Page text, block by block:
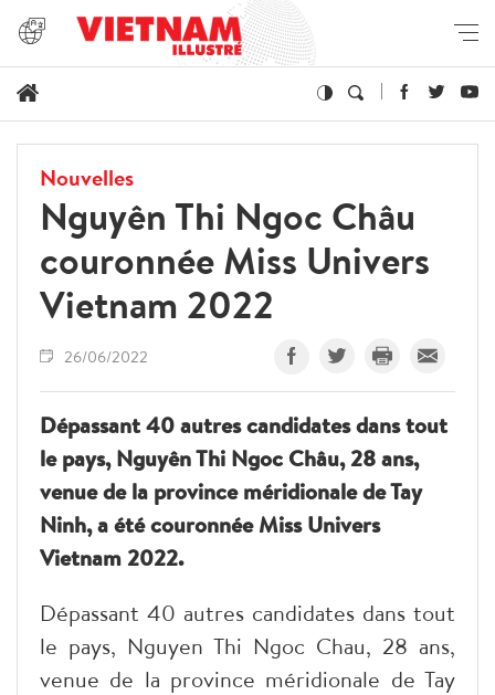
Nouvelles
Nguyên Thi Ngoc Châu
couronnée Miss Univers
Vietnam 2022
26/06/2022
Dépassant 40 autres candidates dans tout
le pays, Nguyên Thi Ngoc Châu, 28 ans,
venue de la province méridionale de Tay
Ninh, a été couronnée Miss Univers
Vietnam 2022.
Dépassant 40 autres candidates dans tout
le pays, Nguyen Thi Ngoc Chau, 28 ans,
venue de la province méridionale de Tay